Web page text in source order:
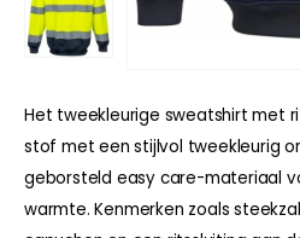
Het tweekleurige sweatshirt met
stof met een stijlvol tweekleurig
geborsteld easy care-materiaal
warmte. Kenmerken zoals